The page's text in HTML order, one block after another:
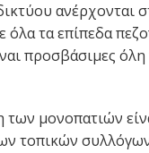
ανέρχονται
όλα τα επίπεδα
προσβάσιμες
μονοπατιών
τοπικών